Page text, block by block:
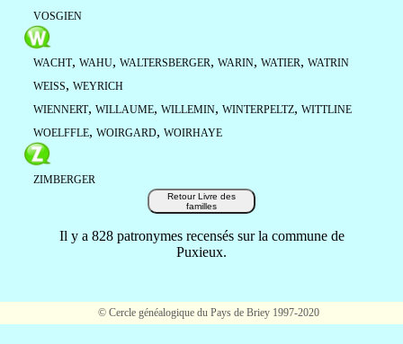
VOSGIEN
WACHT, WAHU, WALTERSBERGER, WARIN, WATIER, WATRIN
WEISS, WEYRICH
WIENNERT, WILLAUME, WILLEMIN, WINTERPELTZ, WITTLINE
WOELFFLE, WOIRGARD, WOIRHAYE
ZIMBERGER
Retour Livre des
familles
Il y a 828 patronymes recensés sur la commune de
Puxieux.
© Cercle généalogique du Pays de Briey 1997-2020